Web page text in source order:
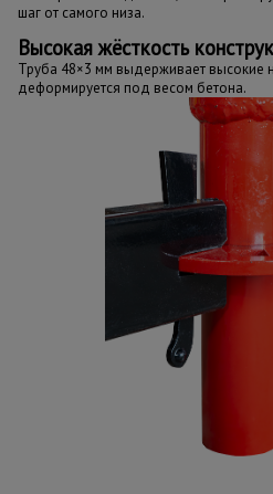
шаг от самого низа.
Высокая жёсткость
Труба 48×3 мм выдерживает высокие
деформируется под весом бетона.